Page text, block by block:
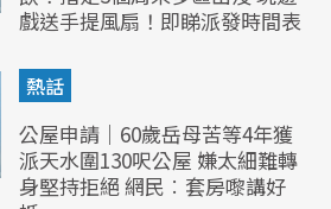
戲送手提風扇！即睇派發時間表
熱話
公屋申請｜60歲岳母苦等4年獲
派天水圍130呎公屋 嫌太細難轉
身堅持拒絕 網民︰套房嚟講好